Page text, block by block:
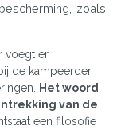
zoals
voegt er
de kampeerder
Het woord
van de
een filosofie